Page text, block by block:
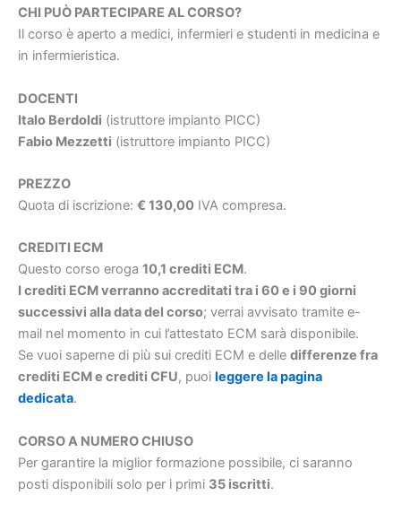
CHI PUÒ PARTECIPARE AL CORSO?
Il corso è aperto a medici, infermieri e studenti in medicina e
in infermieristica.
DOCENTI
Italo Berdoldi (istruttore impianto PICC)
Fabio Mezzetti (istruttore impianto PICC)
PREZZO
Quota di iscrizione: € 130,00 IVA compresa.
CREDITI ECM
Questo corso eroga 10,1 crediti ECM.
I crediti ECM verranno accreditati tra i 60 e i 90 giorni
successivi alla data del corso; verrai avvisato tramite e-
mail nel momento in cui l’attestato ECM sarà disponibile.
Se vuoi saperne di più sui crediti ECM e delle differenze fra
crediti ECM e crediti CFU, puoi leggere la pagina
dedicata.
CORSO A NUMERO CHIUSO
Per garantire la miglior formazione possibile, ci saranno
posti disponibili solo per i primi 35 iscritti.